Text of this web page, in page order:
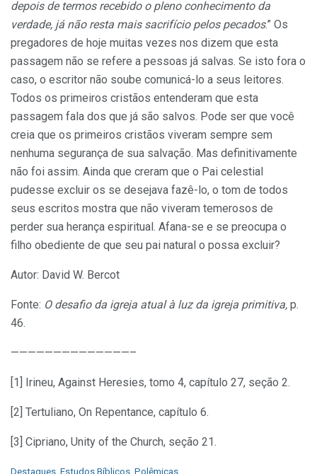
depois de termos recebido o pleno conhecimento da
verdade, já não resta mais sacrifício pelos pecados.” Os
pregadores de hoje muitas vezes nos dizem que esta
passagem não se refere a pessoas já salvas. Se isto fora o
caso, o escritor não soube comunicá-lo a seus leitores.
Todos os primeiros cristãos entenderam que esta
passagem fala dos que já são salvos. Pode ser que você
creia que os primeiros cristãos viveram sempre sem
nenhuma segurança de sua salvação. Mas definitivamente
não foi assim. Ainda que creram que o Pai celestial
pudesse excluir os se desejava fazê-lo, o tom de todos
seus escritos mostra que não viveram temerosos de
perder sua herança espiritual. Afana-se e se preocupa o
filho obediente de que seu pai natural o possa excluir?
Autor: David W. Bercot
Fonte: O desafio da igreja atual à luz da igreja primitiva, p.
46.
——————————————–
[1] Irineu, Against Heresies, tomo 4, capítulo 27, seção 2.
[2] Tertuliano, On Repentance, capítulo 6.
[3] Cipriano, Unity of the Church, seção 21.
C
Destaques, Estudos Bíblicos, Polêmicas